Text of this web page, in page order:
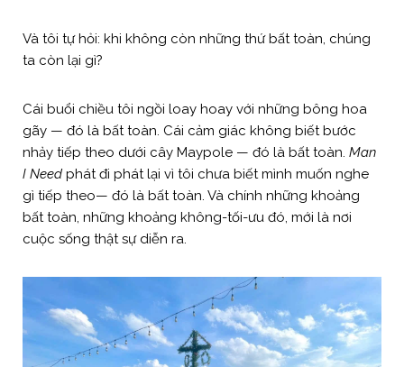
Và tôi tự hỏi: khi không còn những thứ bất toàn, chúng
ta còn lại gì?
Cái buổi chiều tôi ngồi loay hoay với những bông hoa
gãy — đó là bất toàn. Cái cảm giác không biết bước
nhảy tiếp theo dưới cây Maypole — đó là bất toàn. Man
I Need phát đi phát lại vì tôi chưa biết mình muốn nghe
gì tiếp theo— đó là bất toàn. Và chính những khoảng
bất toàn, những khoảng không-tối-ưu đó, mới là nơi
cuộc sống thật sự diễn ra.